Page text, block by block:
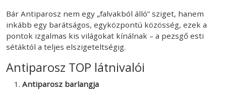
Bár Antiparosz nem egy „falvakból álló” sziget, hanem
inkább egy barátságos, egyközpontú közösség, ezek a
pontok izgalmas kis világokat kínálnak – a pezsgő esti
sétáktól a teljes elszigeteltségig.
Antiparosz TOP látnivalói
Antiparosz barlangja